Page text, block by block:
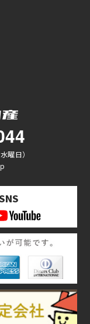
曜日）